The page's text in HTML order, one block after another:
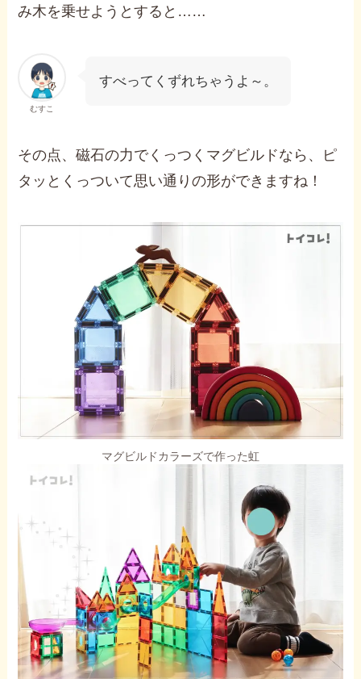
み木を乗せようとすると……
むすこ
すべってくずれちゃうよ～。
その点、磁石の力でくっつくマグビルドなら、ピ
タッとくっついて思い通りの形ができますね！
マグビルドカラーズで作った虹